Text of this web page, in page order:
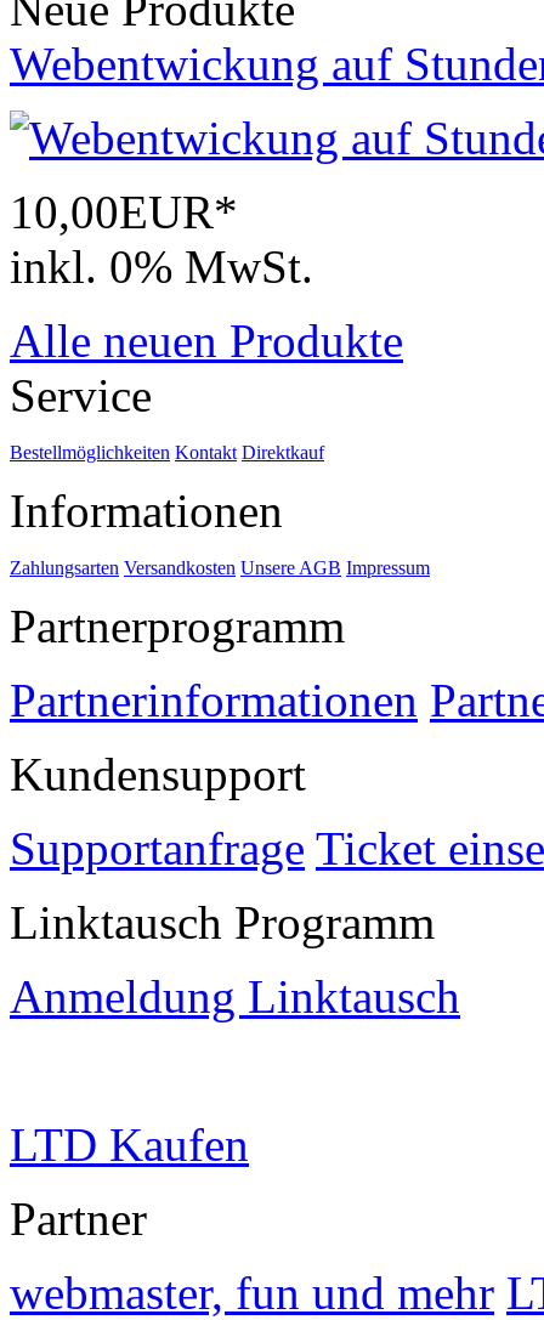
Webentwickung auf
10,00EUR*
inkl. 0% MwSt.
Alle neuen Produkte
Service
Bestellmöglichkeiten Kontakt Direktkauf
Informationen
Zahlungsarten Versandkosten Unsere AGB Impressum
Partnerprogramm
Partnerinformationen
Kundensupport
Supportanfrage Ticket
Linktausch Programm
Anmeldung Linktausch
LTD Kaufen
Partner
webmaster, fun und mehr